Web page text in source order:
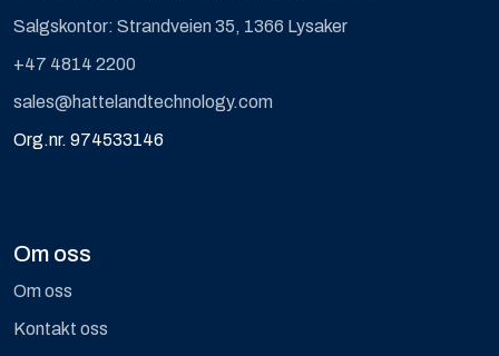
Salgskontor: Strandveien 35, 1366 Lysaker
+47 4814 2200
sales@hattelandtechnology.com
Org.nr. 974533146
Om oss
Om oss
Kontakt oss